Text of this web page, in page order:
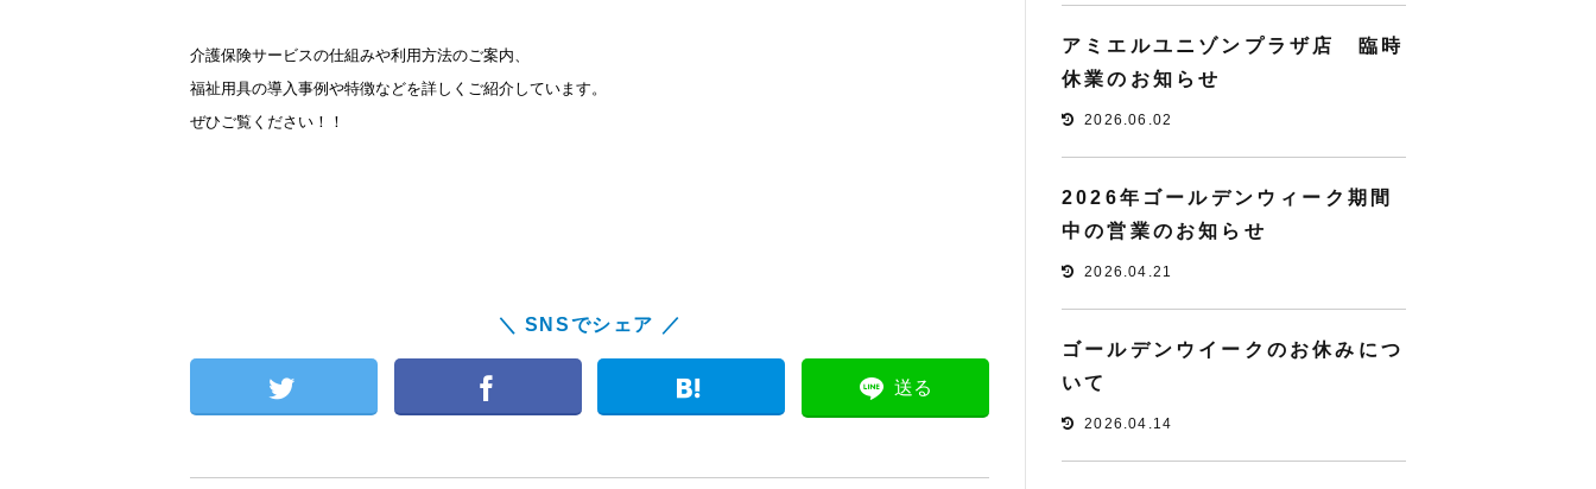
介護保険サービスの仕組みや利用方法のご案内、
福祉用具の導入事例や特徴などを詳しくご紹介しています。
ぜひご覧ください！！
＼ SNSでシェア ／
送る
アミエルユニゾンプラザ店 臨時
休業のお知らせ
2026.06.02
2026年ゴールデンウィーク期間
中の営業のお知らせ
2026.04.21
ゴールデンウイークのお休みにつ
いて
2026.04.14